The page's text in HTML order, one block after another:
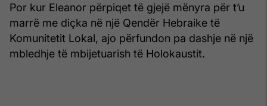
Por kur Eleanor përpiqet të gjejë mënyra për t’u
marrë me diçka në një Qendër Hebraike të
Komunitetit Lokal, ajo përfundon pa dashje në një
mbledhje të mbijetuarish të Holokaustit.